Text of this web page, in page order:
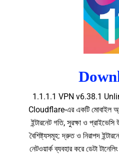
1.1.1.1 VPN v6.38.1
Cloudflare-এর একটি মোবাইল
ইন্টারনেট গতি, সুরক্ষা ও
বৈশিষ্ট্যসমূহ: দ্রুত ও নিরাপদ
নেটওয়ার্ক ব্যবহার করে ডেটা